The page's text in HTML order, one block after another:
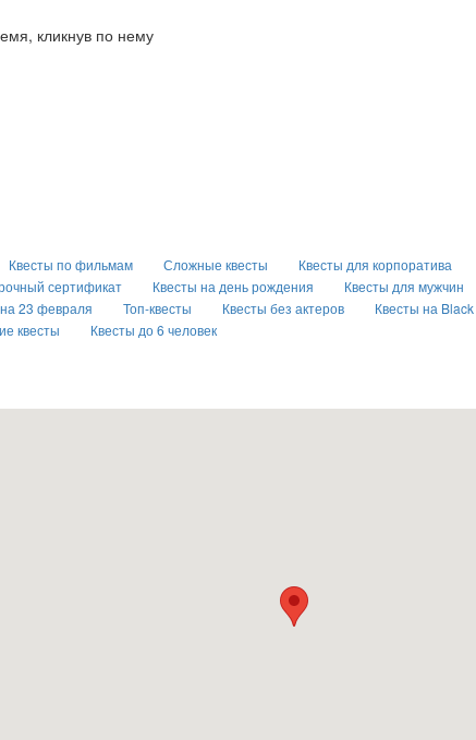
кликнув по нему
Квесты по фильмам Сложные квесты Квесты для корпоратива
сертификат Квесты на день рождения Квесты для мужчин
23 февраля Топ-квесты Квесты без актеров
Квесты на
квесты Квесты до 6 человек